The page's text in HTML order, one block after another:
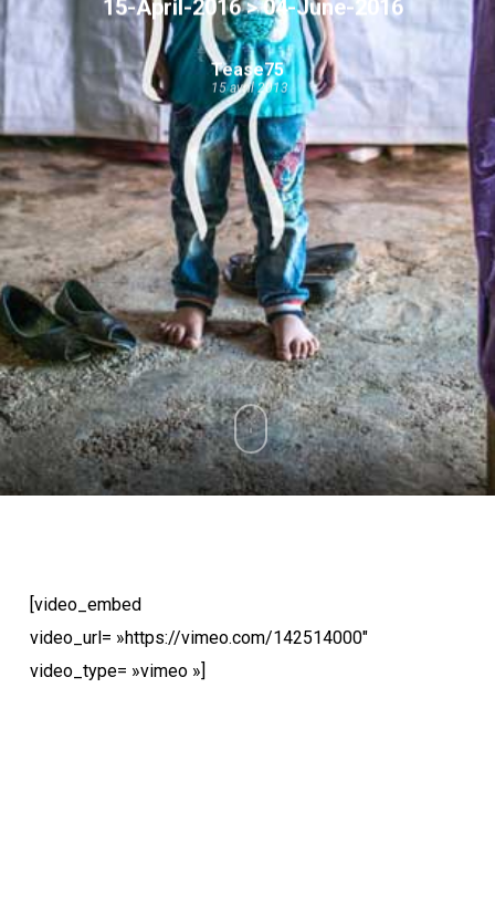
15-April-2016 > 04-June-2016
Tease75
15 avril 2013
[video_embed
video_url= »https://vimeo.com/142514000″
video_type= »vimeo »]